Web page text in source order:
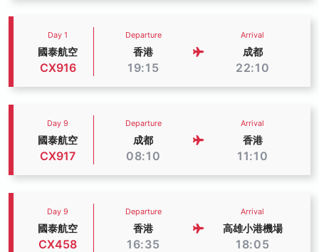
Day 1
國泰航空
CX916
Departure
香港
19:15
Arrival
成都
22:10
Day 9
國泰航空
CX917
Departure
成都
08:10
Arrival
香港
11:10
Day 9
國泰航空
CX458
Departure
香港
16:35
Arrival
高雄小港機場
18:05